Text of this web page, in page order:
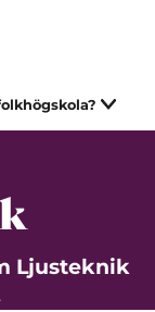
Ljusteknik